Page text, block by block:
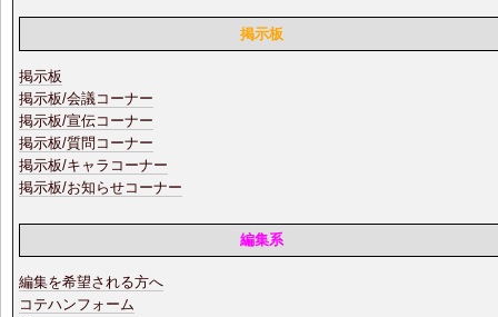
掲示板
掲示板
掲示板/会議コーナー
掲示板/宣伝コーナー
掲示板/質問コーナー
掲示板/キャラコーナー
掲示板/お知らせコーナー
編集系
編集を希望される方へ
コテハンフォーム